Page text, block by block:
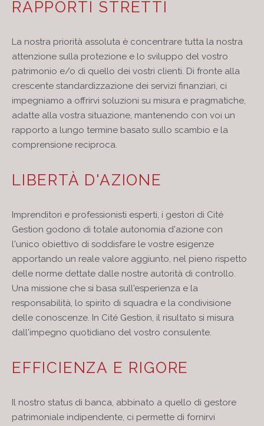
RAPPORTI STRETTI
La nostra priorità assoluta è concentrare tutta la nostra
attenzione sulla protezione e lo sviluppo del vostro
patrimonio e/o di quello dei vostri clienti. Di fronte alla
crescente standardizzazione dei servizi finanziari, ci
impegniamo a offrirvi soluzioni su misura e pragmatiche,
adatte alla vostra situazione, mantenendo con voi un
rapporto a lungo termine basato sullo scambio e la
comprensione reciproca.
LIBERTÀ D'AZIONE
Imprenditori e professionisti esperti, i gestori di Cité
Gestion godono di totale autonomia d'azione con
l'unico obiettivo di soddisfare le vostre esigenze
apportando un reale valore aggiunto, nel pieno rispetto
delle norme dettate dalle nostre autorità di controllo.
Una missione che si basa sull'esperienza e la
responsabilità, lo spirito di squadra e la condivisione
delle conoscenze. In Cité Gestion, il risultato si misura
dall'impegno quotidiano del vostro consulente.
EFFICIENZA E RIGORE
Il nostro status di banca, abbinato a quello di gestore
patrimoniale indipendente, ci permette di fornirvi